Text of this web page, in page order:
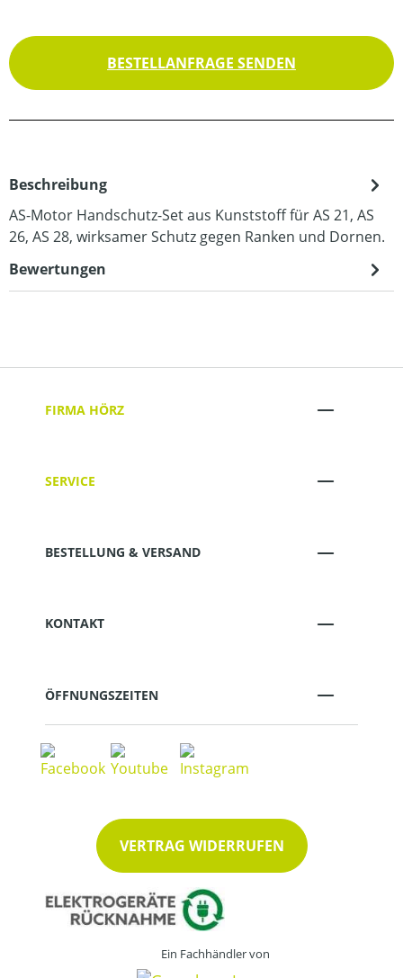
BESTELLANFRAGE SENDEN
Beschreibung
AS-Motor Handschutz-Set aus Kunststoff für AS 21, AS
26, AS 28, wirksamer Schutz gegen Ranken und Dornen.
Bewertungen
FIRMA HÖRZ
SERVICE
BESTELLUNG & VERSAND
KONTAKT
ÖFFNUNGSZEITEN
VERTRAG WIDERRUFEN
Ein Fachhändler von